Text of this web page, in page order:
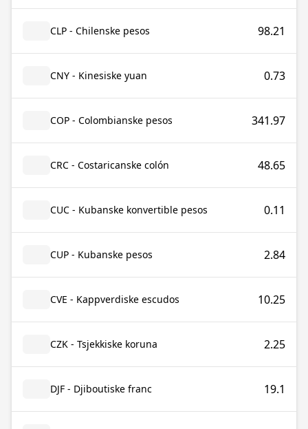
CLP - Chilenske pesos 98.21
CNY - Kinesiske yuan 0.73
COP - Colombianske pesos 341.97
CRC - Costaricanske colón 48.65
CUC - Kubanske konvertible pesos 0.11
CUP - Kubanske pesos 2.84
CVE - Kappverdiske escudos 10.25
CZK - Tsjekkiske koruna 2.25
DJF - Djiboutiske franc 19.1